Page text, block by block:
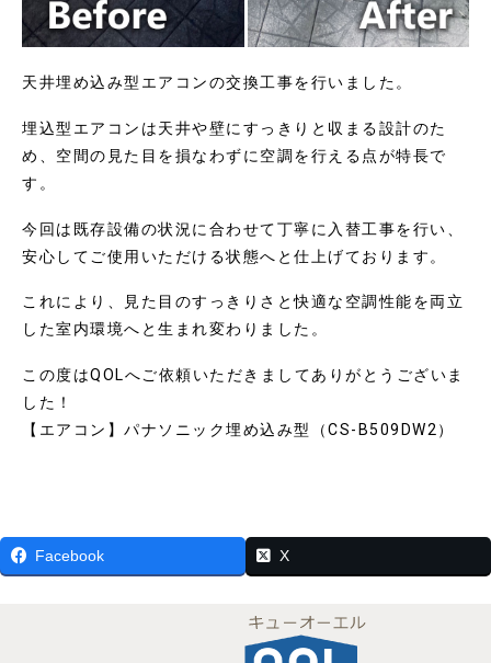
天井埋め込み型エアコンの交換工事を行いました。
埋込型エアコンは天井や壁にすっきりと収まる設計のた
め、空間の見た目を損なわずに空調を行える点が特長で
す。
今回は既存設備の状況に合わせて丁寧に入替工事を行い、
安心してご使用いただける状態へと仕上げております。
これにより、見た目のすっきりさと快適な空調性能を両立
した室内環境へと生まれ変わりました。
この度はQOLへご依頼いただきましてありがとうございま
した！
【エアコン】パナソニック埋め込み型（CS-B509DW2）
Facebook X